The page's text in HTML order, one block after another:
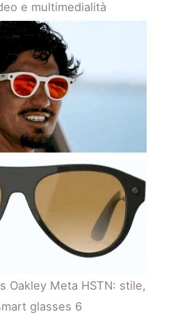
e multimedialità
Oakley Meta HSTN: stile,
glasses 6